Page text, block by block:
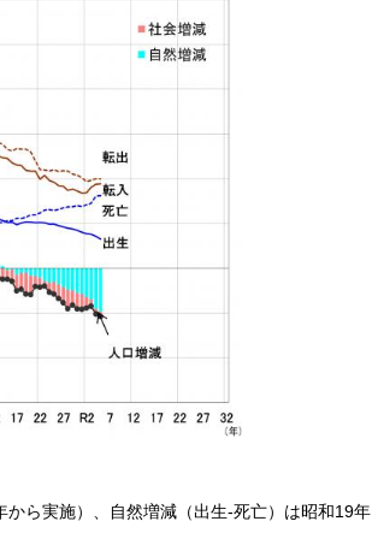
ら実施）、自然増減（出生-死亡）は昭和19